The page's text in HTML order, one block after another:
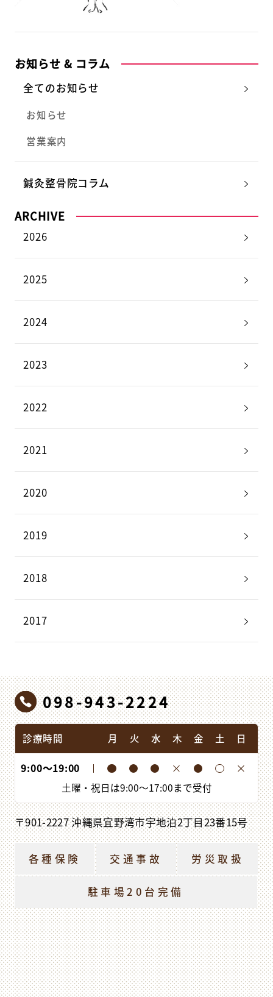
お知らせ & コラム
全てのお知らせ
お知らせ
営業案内
鍼灸整骨院コラム
ARCHIVE
2026
2025
2024
2023
2022
2021
2020
2019
2018
2017
098-943-2224
診療時間 月 火 水 木 金 土 日
9:00〜19:00
土曜・祝日は9:00〜17:00まで受付
〒901-2227 沖縄県宜野湾市宇地泊2丁目23番15号
各種保険 交通事故 労災取扱
駐車場20台完備